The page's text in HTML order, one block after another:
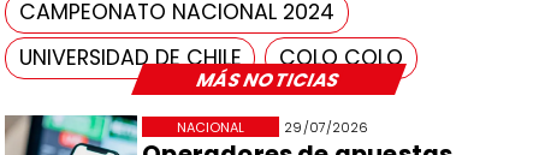
MÁS NOTICIAS
29/07/2026
NACIONAL
CAMPEONATO NACIONAL 2024
UNIVERSIDAD DE CHILE
COLO COLO